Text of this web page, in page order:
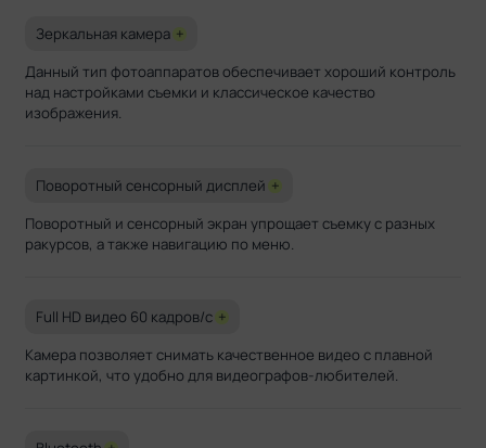
Зеркальная камера +
Данный тип фотоаппаратов обеспечивает хороший контроль
над настройками съемки и классическое качество
изображения.
Поворотный сенсорный дисплей +
Поворотный и сенсорный экран упрощает съемку с разных
ракурсов, а также навигацию по меню.
Full HD видео 60 кадров/с +
Камера позволяет снимать качественное видео с плавной
картинкой, что удобно для видеографов-любителей.